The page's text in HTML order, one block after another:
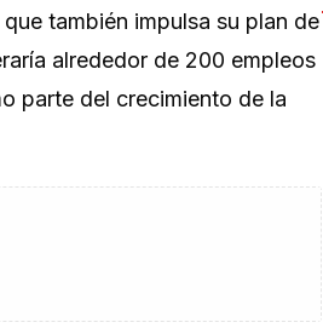
también impulsa su plan de
alrededor de 200 empleos
parte del crecimiento de la